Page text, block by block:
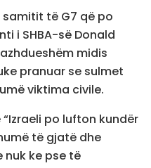
të G7 që po
i SHBA-së Donald
midis
pranuar se sulmet
viktima civile.
po lufton kundër
të gjatë dhe
nuk ke pse të